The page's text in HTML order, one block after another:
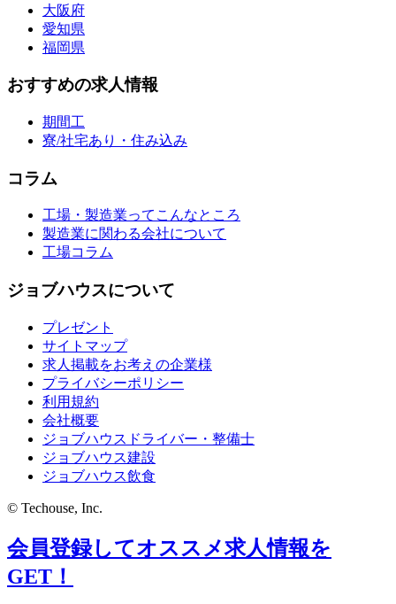
大阪府
愛知県
福岡県
おすすめの求人情報
期間工
寮/社宅あり・住み込み
コラム
工場・製造業ってこんなところ
製造業に関わる会社について
工場コラム
ジョブハウスについて
プレゼント
サイトマップ
求人掲載をお考えの企業様
プライバシーポリシー
利用規約
会社概要
ジョブハウスドライバー・整備士
ジョブハウス建設
ジョブハウス飲食
© Techouse, Inc.
会員登録してオススメ求人情報を
GET！